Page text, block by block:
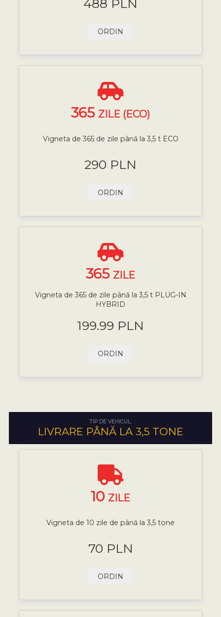
488 PLN
ORDIN
365 ZILE (ECO)
Vigneta de 365 de zile până la 3,5 t ECO
290 PLN
ORDIN
365 ZILE
Vigneta de 365 de zile până la 3,5 t PLUG-IN
HYBRID
199.99 PLN
ORDIN
TIP DE VEHICUL:
LIVRARE PÂNĂ LA 3,5 TONE
10 ZILE
Vigneta de 10 zile de până la 3,5 tone
70 PLN
ORDIN